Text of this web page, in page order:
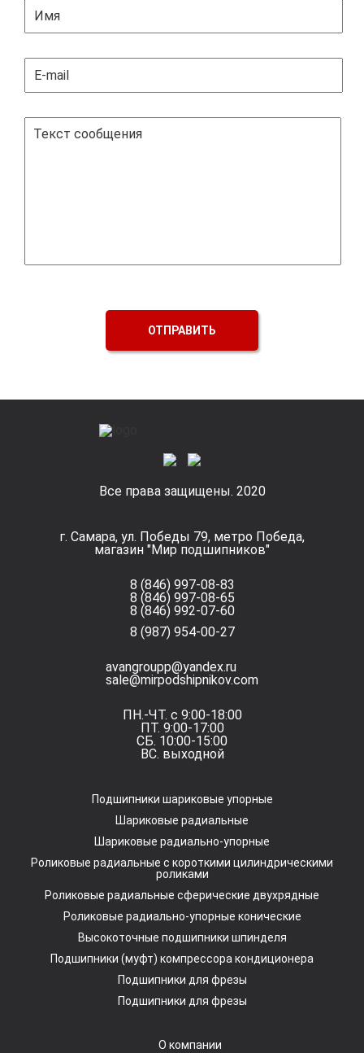
ОТПРАВИТЬ
Все права защищены. 2020
г. Самара, ул. Победы 79, метро Победа,
магазин "Мир подшипников"
8 (846) 997-08-83
8 (846) 997-08-65
8 (846) 992-07-60
8 (987) 954-00-27
avangroupp@yandex.ru
sale@mirpodshipnikov.com
ПН.-ЧТ. с 9:00-18:00
ПТ. 9:00-17:00
СБ. 10:00-15:00
ВС. выходной
Подшипники шариковые упорные
Шариковые радиальные
Шариковые радиально-упорные
Роликовые радиальные с короткими цилиндрическими
роликами
Роликовые радиальные сферические двухрядные
Роликовые радиально-упорные конические
Высокоточные подшипники шпинделя
Подшипники (муфт) компрессора кондиционера
Подшипники для фрезы
Подшипники для фрезы
О компании